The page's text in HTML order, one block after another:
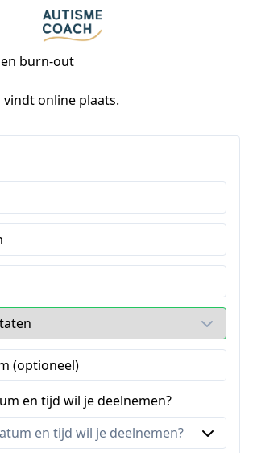
burn-out
online plaats.
(optioneel)
en tijd wil je deelnemen?